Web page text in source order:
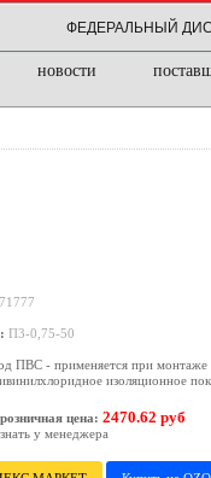
ФЕДЕРАЛЬНЫЙ
новости
П3-0,75-50
ПВС - применяется при монтаже
изоляционное
цена: 2470.62 руб
у менеджера